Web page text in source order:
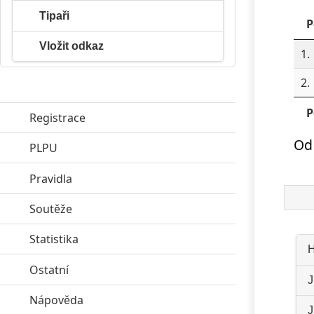
1.
2.
Tipaři
Vložit odkaz
Registrace
PLPU
Pravidla
Soutěže
Statistika
Ostatníclick to expand contents
Nápověda